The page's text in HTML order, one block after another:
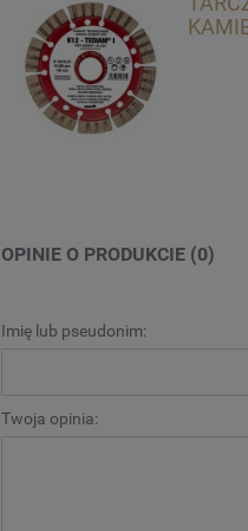
OPINIE O PRODUKCIE (0)
Imię lub pseudonim:
Twoja opinia: